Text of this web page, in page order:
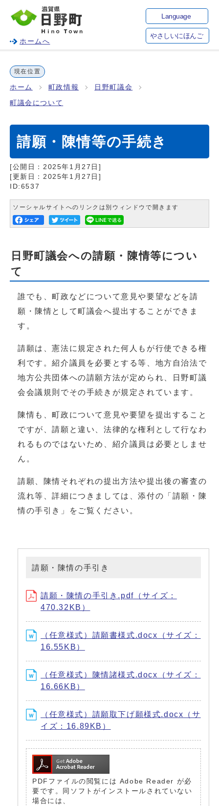
ホームへ
Language
やさしいにほんご
現在位置
ホーム 町政情報 日野町議会
町議会について
請願・陳情等の手続き
[公開日： 2025年1月27日 ]
[更新日： 2025年1月27日 ]
ID:6537
ソーシャルサイトへのリンクは別ウィンドウで開きます
日野町議会への請願・陳情等につい
て
誰でも、町政などについて意見や要望などを請
願・陳情として町議会へ提出することができま
す。
請願は、憲法に規定された何人もが行使できる権
利です。紹介議員を必要とする等、地方自治法で
地方公共団体への請願方法が定められ、日野町議
会会議規則でその手続きが規定されています。
陳情も、町政について意見や要望を提出すること
ですが、請願と違い、法律的な権利として行なわ
れるものではないため、紹介議員は必要としませ
ん。
請願、陳情それぞれの提出方法や提出後の審査の
流れ等、詳細につきましては、添付の「請願・陳
情の手引き」をご覧ください。
請願・陳情の手引き
請願・陳情の手引き.pdf（サイズ：
470.32KB）
（任意様式）請願書様式.docx（サイズ：
16.55KB）
（任意様式）陳情諸様式.docx（サイズ：
16.66KB）
（任意様式）請願取下げ願様式.docx（サ
イズ：16.89KB）
PDFファイルの閲覧には Adobe Reader が必
要です。同ソフトがインストールされていない
場合には、